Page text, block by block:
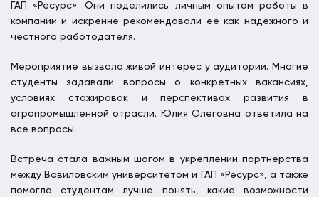
ГАП «Ресурс». Они поделились личным опытом работы в
компании и искренне рекомендовали её как надёжного и
честного работодателя.
Мероприятие вызвало живой интерес у аудитории. Многие
студенты задавали вопросы о конкретных вакансиях,
условиях стажировок и перспективах развития в
агропромышленной отрасли. Юлия Олеговна ответила на
все вопросы.
Встреча стала важным шагом в укреплении партнёрства
между Вавиловским университетом и ГАП «Ресурс», а также
помогла студентам лучше понять, какие возможности